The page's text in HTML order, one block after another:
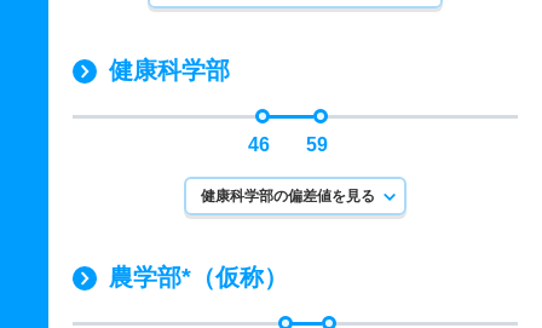
健康科学部
46 59
健康科学部の偏差値を見る
農学部*（仮称）